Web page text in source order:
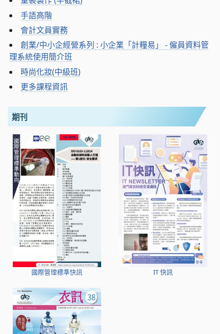
手語高階
會計文員實務
創業/中小企經營系列 : 小企業「計糧易」 - 僱員資料管
理系統使用簡介班
時尚化妝(中級班)
更多課程資訊
期刊
國際管理標準快訊 IT 快訊